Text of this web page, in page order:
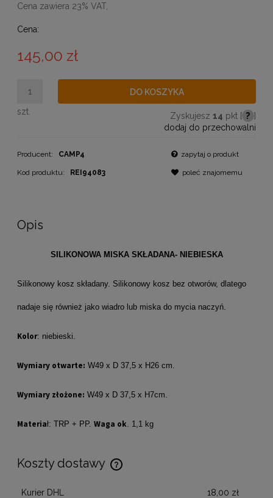
Cena zawiera 23% VAT,
Cena:
145,00 zł
szt.
DO KOSZYKA
Zyskujesz 14 pkt [ ? ]
dodaj do przechowalni
Producent: CAMP4
Kod produktu: REI94083
zapytaj o produkt
poleć znajomemu
Opis
SILIKONOWA MISKA SKŁADANA- NIEBIESKA
Silikonowy kosz składany. Silikonowy kosz bez otworów, dlatego
nadaje się również jako wiadro lub miska do mycia naczyń.
Kolor: niebieski.
Wymiary otwarte: W49 x D 37,5 x H26 cm.
Wymiary złożone: W49 x D 37,5 x H7cm.
Materiał: TRP + PP. Waga ok . 1,1 kg
Koszty dostawy
Cena nie zawiera ewentualnych kosztów płatności
Kurier DHL 18,00 zł